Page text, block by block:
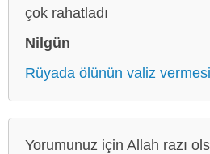
çok rahatladı
Nilgün
Rüyada ölünün valiz vermesi
Yorumunuz için Allah razı